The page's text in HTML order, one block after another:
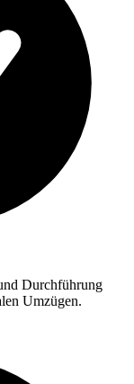
Durchführung
Umzügen.